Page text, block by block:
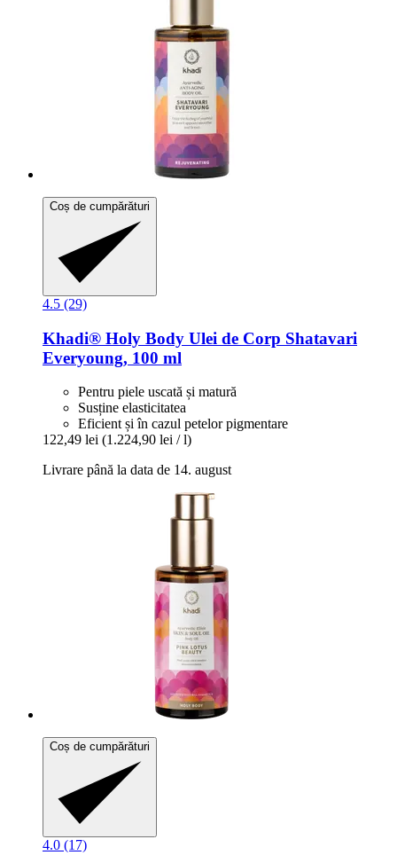
Coș de cumpărături
4.5 (29)
Khadi® Holy Body Ulei de Corp Shatavari
Everyoung, 100 ml
Pentru piele uscată și matură
Susține elasticitatea
Eficient și în cazul petelor pigmentare
122,49 lei (1.224,90 lei / l)
Livrare până la data de 14. august
Coș de cumpărături
4.0 (17)